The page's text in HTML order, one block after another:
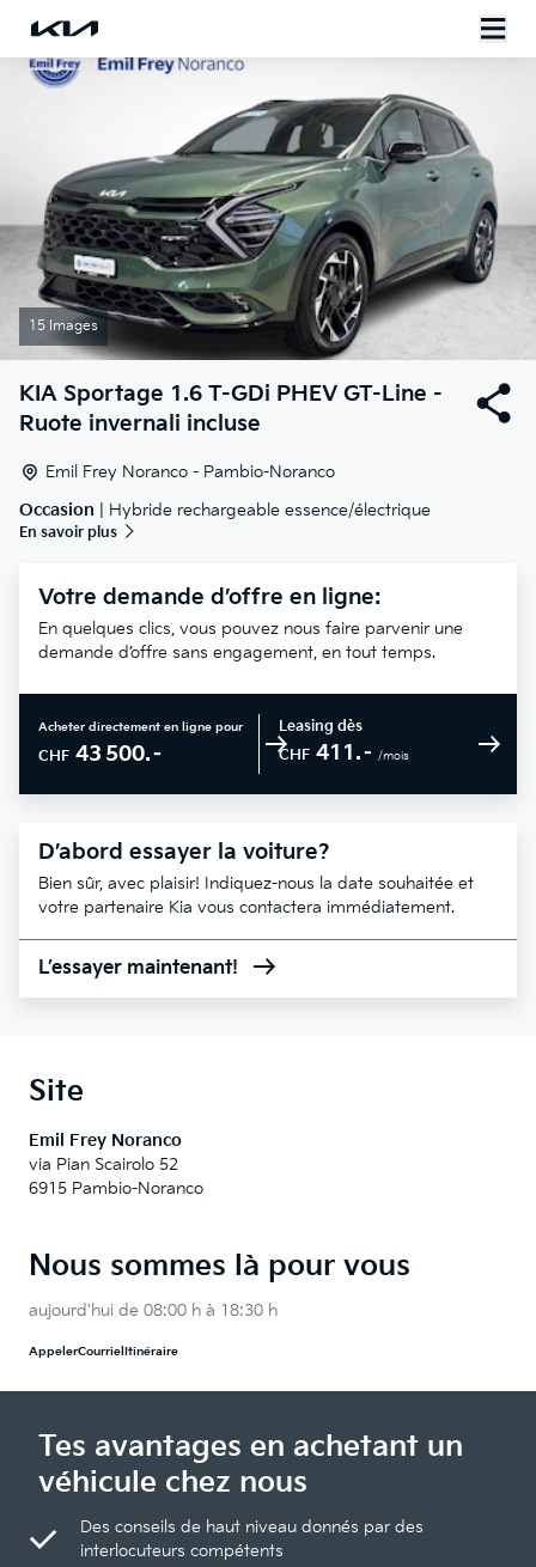
15 Images
KIA Sportage 1.6 T-GDi PHEV GT-Line -
Ruote invernali incluse
Emil Frey Noranco - Pambio-Noranco
Occasion | Hybride rechargeable essence/électrique
En savoir plus
Votre demande d’offre en ligne:
En quelques clics, vous pouvez nous faire parvenir une
demande d’offre sans engagement, en tout temps.
Acheter directement en ligne pour
CHF 43 500.–
Leasing dès
CHF 411.– /mois
D’abord essayer la voiture?
Bien sûr, avec plaisir! Indiquez-nous la date souhaitée et
votre partenaire Kia vous contactera immédiatement.
L’essayer maintenant!
Site
Emil Frey Noranco
via Pian Scairolo 52
6915 Pambio-Noranco
Nous sommes là pour vous
aujourd'hui de 08:00 h à 18:30 h
AppelerCourriel Itinéraire
Tes avantages en achetant un
véhicule chez nous
Des conseils de haut niveau donnés par des
interlocuteurs compétents